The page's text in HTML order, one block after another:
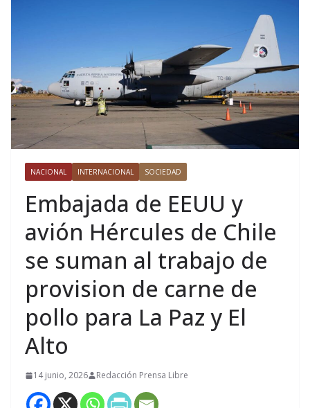
NACIONAL INTERNACIONAL SOCIEDAD
Embajada de EEUU y
avión Hércules de Chile
se suman al trabajo de
provision de carne de
pollo para La Paz y El
Alto
14 junio, 2026 Redacción Prensa Libre